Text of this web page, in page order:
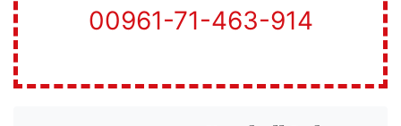
00961-71-463-914